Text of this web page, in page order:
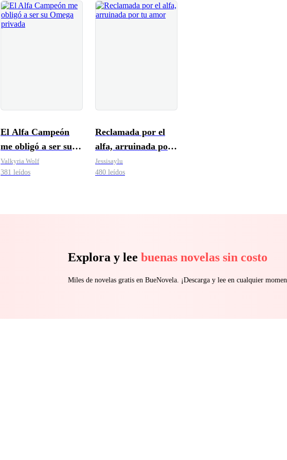
El Alfa Campeón
me obligó a ser su
Omega privada
Valkyria Wolf
381 leídos
Reclamada por el
alfa, arruinada por
tu amor
Jessisaylu
480 leídos
Explora y lee buenas novelas sin costo
Miles de novelas gratis en BueNovela. ¡Descarga y lee en cualquier